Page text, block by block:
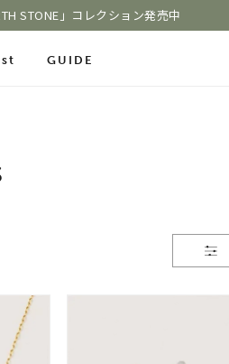
STONE」コレクション発売中
COLOR STONE
GUIDE